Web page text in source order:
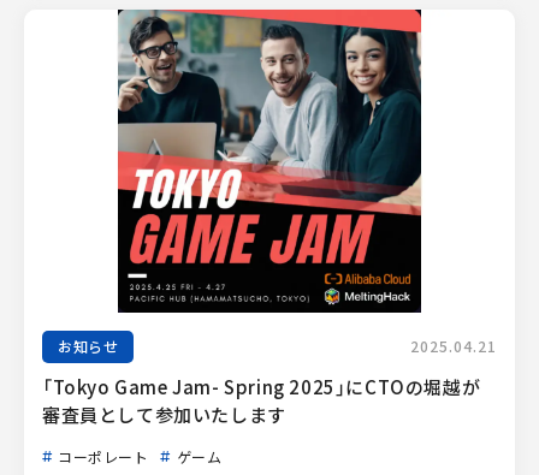
お知らせ 2025.04.21
「Tokyo Game Jam- Spring 2025」にCTOの堀越が
審査員として参加いたします
コーポレート ゲーム